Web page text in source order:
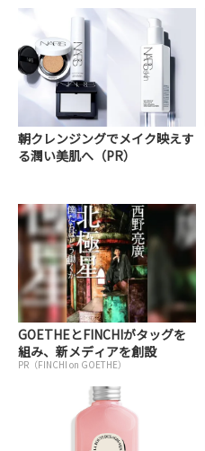
朝クレンジングでメイク映えす
る潤い美肌へ（PR）
GOETHEとFINCHIがタッグを
組み、新メディアを創設
PR（FINCHI on GOETHE）